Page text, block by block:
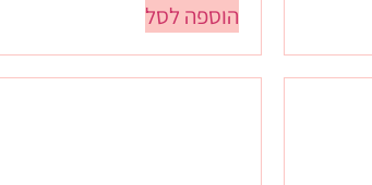
הוספה לסל